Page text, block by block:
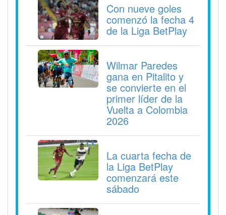
Con nueve goles
comenzó la fecha 4
de la Liga BetPlay
Wilmar Paredes
gana en Pitalito y
se convierte en el
primer líder de la
Vuelta a Colombia
2026
La cuarta fecha de
la Liga BetPlay
comenzará este
sábado